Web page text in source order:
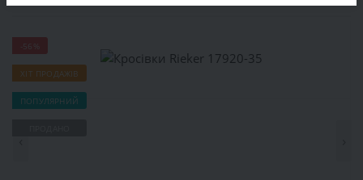
-56%
ХІТ ПРОДАЖІВ
ПОПУЛЯРНИЙ